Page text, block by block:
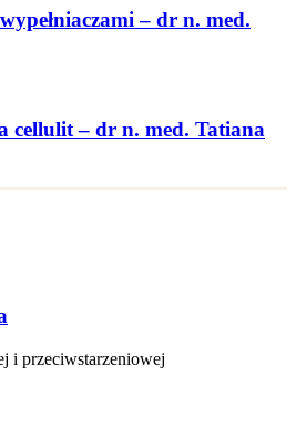
– dr n. med.
cellulit – dr n. med. Tatiana
i przeciwstarzeniowej